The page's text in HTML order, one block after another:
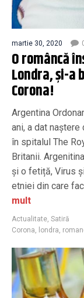
martie 30, 2020
O româncă
Londra, și-a
Corona!
Argentina
ani, a dat
în spitalul The
Britanii.
și o fetiță, Virus
etniei din care
mult
Actualitate, Satiră
Corona, londra,